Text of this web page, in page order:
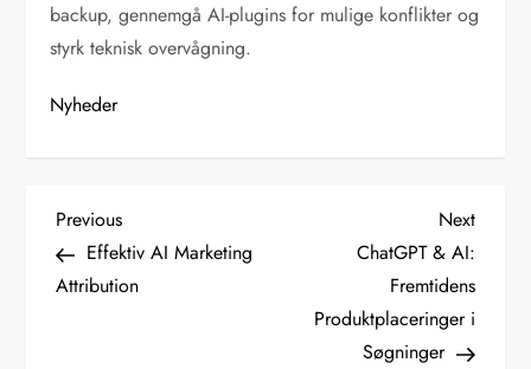
backup, gennemgå AI-plugins for mulige konflikter og
styrk teknisk overvågning.
Nyheder
I
n
d
Previous
Post
Previous
Effektiv AI Marketing
Attribution
Next
Post
Next
ChatGPT & AI:
Fremtidens
Produktplaceringer i
Søgninger